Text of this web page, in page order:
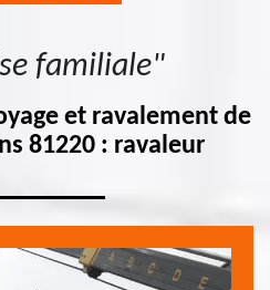
familiale"
et ravalement de
81220 : ravaleur